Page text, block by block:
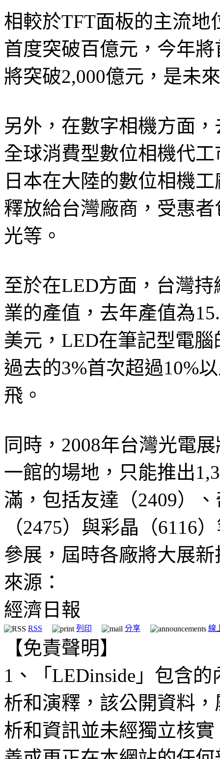
相較於TFT面板的主流地
首度突破百億元，今年
將突破2,000億元，是未
另外，在數字相機方面
全球消費型數位相機代
日本在大陸的數位相機
釋放給台灣廠商，受惠
光等。
至於在LED方面，台灣
業的產值，去年產值為
美元，LED在筆記型電
過去的3%首次超過10%
飛。
同時，2008年台灣光電
一館的場地，只能推出
滿，包括友達（2409）
（2475）與彩晶（6116
參展，屆時各廠將大展
來源：
經濟日報
RSS 列印 分享 線
【免責聲明】
1、「LEDinside」包含
析和演釋，該公開資料
析和資訊並未經獨立核